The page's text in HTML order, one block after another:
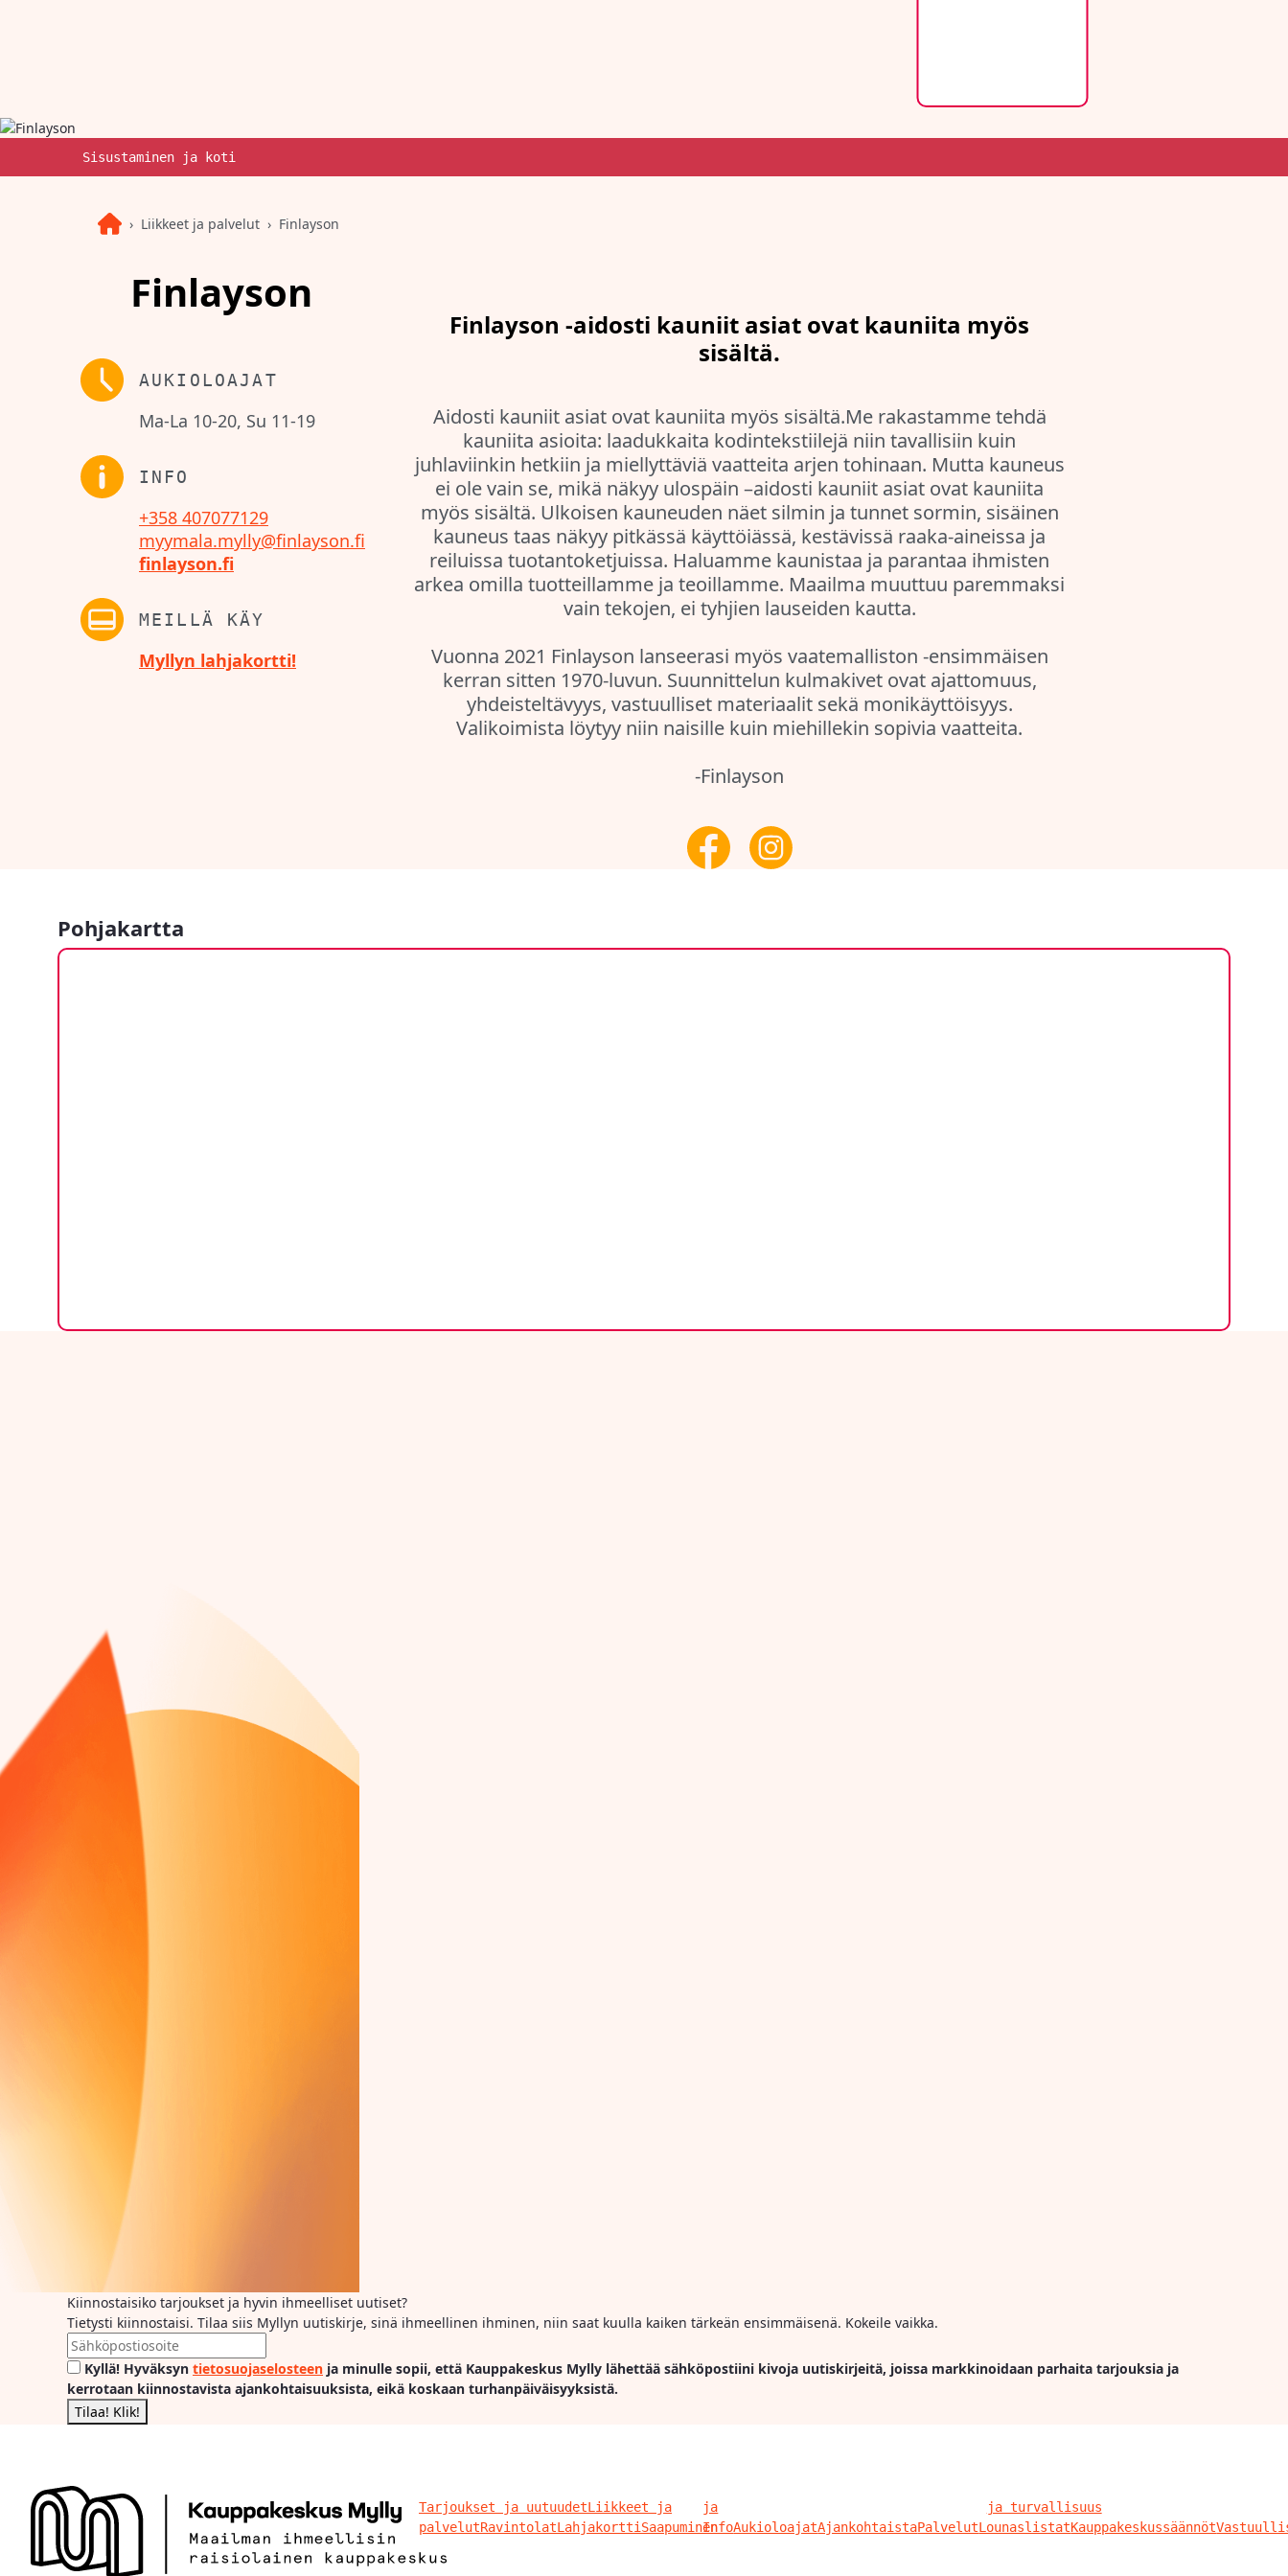
Sisustaminen ja koti
Liikkeet ja palvelut Finlayson
Finlayson
AUKIOLOAJAT
Ma-La 10-20, Su 11-19
INFO
+358 407077129
myymala.mylly@finlayson.fi
finlayson.fi
MEILLÄ KÄY
Myllyn lahjakortti!
Finlayson -aidosti kauniit asiat ovat kauniita myös
sisältä.
Aidosti kauniit asiat ovat kauniita myös sisältä.Me rakastamme tehdä
kauniita asioita: laadukkaita kodintekstiilejä niin tavallisiin kuin
juhlaviinkin hetkiin ja miellyttäviä vaatteita arjen tohinaan. Mutta kauneus
ei ole vain se, mikä näkyy ulospäin –aidosti kauniit asiat ovat kauniita
myös sisältä. Ulkoisen kauneuden näet silmin ja tunnet sormin, sisäinen
kauneus taas näkyy pitkässä käyttöiässä, kestävissä raaka-aineissa ja
reiluissa tuotantoketjuissa. Haluamme kaunistaa ja parantaa ihmisten
arkea omilla tuotteillamme ja teoillamme. Maailma muuttuu paremmaksi
vain tekojen, ei tyhjien lauseiden kautta.
Vuonna 2021 Finlayson lanseerasi myös vaatemalliston -ensimmäisen
kerran sitten 1970-luvun. Suunnittelun kulmakivet ovat ajattomuus,
yhdeisteltävyys, vastuulliset materiaalit sekä monikäyttöisyys.
Valikoimista löytyy niin naisille kuin miehillekin sopivia vaatteita.
-Finlayson
Pohjakartta
Kiinnostaisiko tarjoukset ja hyvin ihmeelliset uutiset?
Tietysti kiinnostaisi. Tilaa siis Myllyn uutiskirje, sinä ihmeellinen ihminen, niin saat kuulla kaiken tärkeän ensimmäisenä. Kokeile vaikka.
Kyllä! Hyväksyn tietosuojaselosteen ja minulle sopii, että Kauppakeskus Mylly lähettää sähköpostiini kivoja uutiskirjeitä, joissa markkinoidaan parhaita tarjouksia ja
kerrotaan kiinnostavista ajankohtaisuuksista, eikä koskaan turhanpäiväisyyksistä.
Tarjoukset ja uutuudetLiikkeet ja
palvelutRavintolatLahjakortti Saapuminen
ja
InfoAukioloajatAjankohtaistaPalvelutLounaslistatKauppakeskussäännöt
ja turvallisuus